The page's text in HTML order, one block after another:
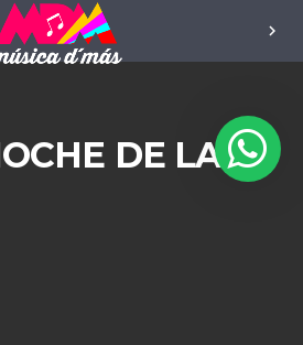
chevron_right
DE LA